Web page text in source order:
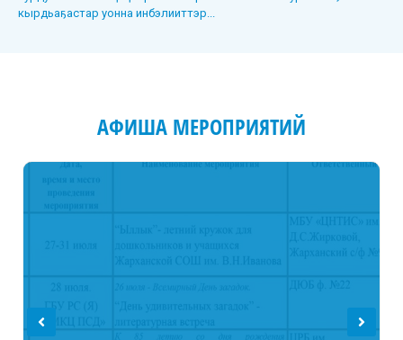
кырдьаҕастар уонна инбэлииттэр...
АФИША МЕРОПРИЯТИЙ